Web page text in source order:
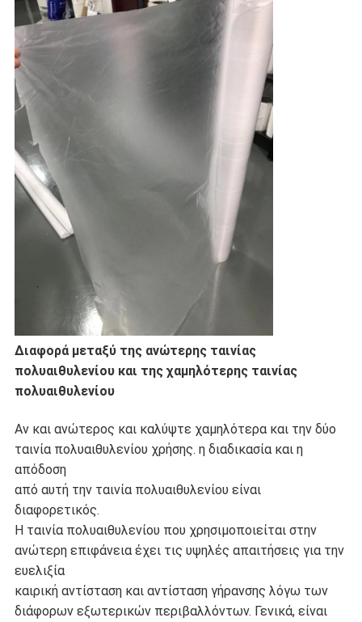
Διαφορά μεταξύ της ανώτερης ταινίας
πολυαιθυλενίου και της χαμηλότερης ταινίας
πολυαιθυλενίου
Αν και ανώτερος και καλύψτε χαμηλότερα και την δύο
ταινία πολυαιθυλενίου χρήσης. η διαδικασία και η
απόδοση
από αυτή την ταινία πολυαιθυλενίου είναι
διαφορετικός.
Η ταινία πολυαιθυλενίου που χρησιμοποιείται στην
ανώτερη επιφάνεια έχει τις υψηλές απαιτήσεις για την
ευελιξία
καιρική αντίσταση και αντίσταση γήρανσης λόγω των
διάφορων εξωτερικών περιβαλλόντων. Γενικά, είναι